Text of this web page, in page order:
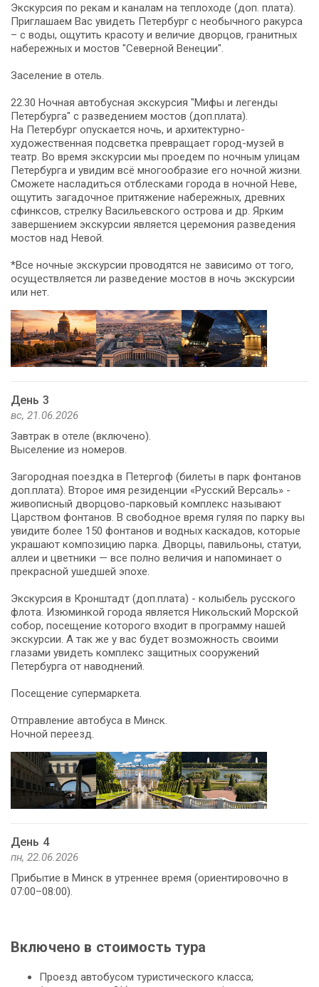
Экскурсия по рекам и каналам на теплоходе (доп. плата).
Приглашаем Вас увидеть Петербург с необычного ракурса
– с воды, ощутить красоту и величие дворцов, гранитных
набережных и мостов "Северной Венеции".
Заселение в отель.
22.30 Ночная автобусная экскурсия "Мифы и легенды
Петербурга" с разведением мостов (доп.плата).
На Петербург опускается ночь, и архитектурно-
художественная подсветка превращает город-музей в
театр. Во время экскурсии мы проедем по ночным улицам
Петербурга и увидим всё многообразие его ночной жизни.
Сможете насладиться отблесками города в ночной Неве,
ощутить загадочное притяжение набережных, древних
сфинксов, стрелку Васильевского острова и др. Ярким
завершением экскурсии является церемония разведения
мостов над Невой.
*Все ночные экскурсии проводятся не зависимо от того,
осуществляется ли разведение мостов в ночь экскурсии
или нет.
День 3
вс, 21.06.2026
Завтрак в отеле (включено).
Выселение из номеров.
Загородная поездка в Петергоф (билеты в парк фонтанов
доп.плата). Второе имя резиденции «Русский Версаль» -
живописный дворцово-парковый комплекс называют
Царством фонтанов. В свободное время гуляя по парку вы
увидите более 150 фонтанов и водных каскадов, которые
украшают композицию парка. Дворцы, павильоны, статуи,
аллеи и цветники — все полно величия и напоминает о
прекрасной ушедшей эпохе.
Экскурсия в Кронштадт (доп.плата) - колыбель русского
флота. Изюминкой города является Никольский Морской
собор, посещение которого входит в программу нашей
экскурсии. А так же у вас будет возможность своими
глазами увидеть комплекс защитных сооружений
Петербурга от наводнений.
Посещение супермаркета.
Отправление автобуса в Минск.
Ночной переезд.
День 4
пн, 22.06.2026
Прибытие в Минск в утреннее время (ориентировочно в
07:00–08:00).
Включено в стоимость тура
Проезд автобусом туристического класса;